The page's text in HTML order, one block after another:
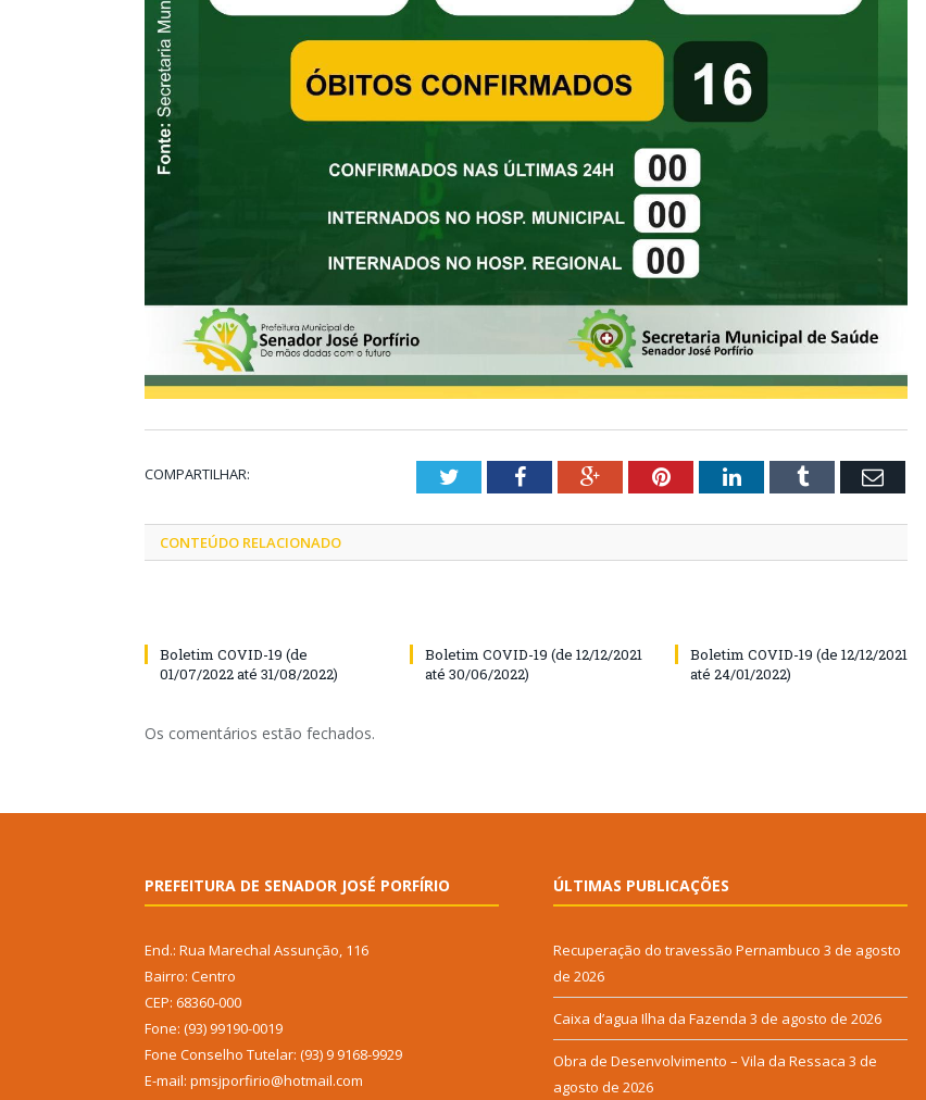
COMPARTILHAR: TwitterFacebookGoogle+PinterestLinkedInTumblr Email
CONTEÚDO RELACIONADO
Boletim COVID-19 (de
01/07/2022 até 31/08/2022)
Boletim COVID-19 (de 12/12/2021
até 30/06/2022)
Boletim COVID-19 (de 12/12/2021
até 24/01/2022)
Os comentários estão fechados.
PREFEITURA DE SENADOR JOSÉ PORFÍRIO
End.: Rua Marechal Assunção, 116
Bairro: Centro
CEP: 68360-000
Fone: (93) 99190-0019
Fone Conselho Tutelar: (93) 9 9168-9929
E-mail: pmsjporfirio@hotmail.com
ÚLTIMAS PUBLICAÇÕES
Recuperação do travessão Pernambuco 3 de agosto
de 2026
Caixa d’agua Ilha da Fazenda 3 de agosto de 2026
Obra de Desenvolvimento – Vila da Ressaca 3 de
agosto de 2026